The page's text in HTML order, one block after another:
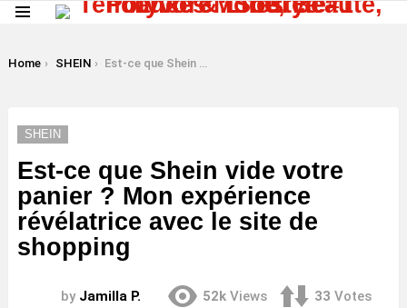
You are here:
Home SHEIN Est-ce que Shein vide votre panier ? Mon expérience révélatrice avec le site de shopping
SHEIN
Est-ce que Shein vide votre
panier ? Mon expérience
révélatrice avec le site de
shopping
by Jamilla P. 52k Views 33 Votes